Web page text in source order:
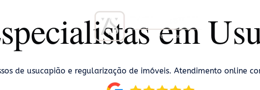
em
de usucapião e regularização de imóveis. Atendimento online